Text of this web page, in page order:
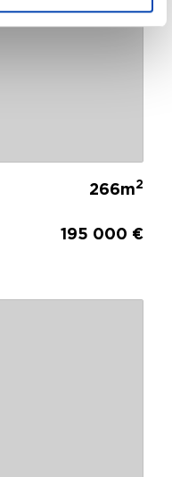
266m2
195 000 €